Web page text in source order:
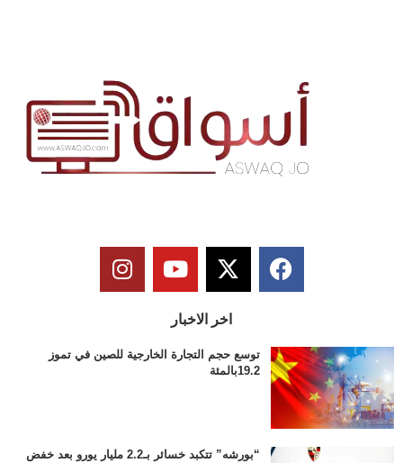
اخر الاخبار
توسع حجم التجارة الخارجية للصين في تموز
19.2بالمئة
“بورشه” تتكبد خسائر بـ2.2 مليار يورو بعد خفض